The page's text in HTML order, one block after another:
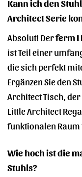
Kann ich den
Architect Serie
Absolut! Derferm
ist Teil einer
die sich perfekt
Ergänzen Sie den
Architect Tisch,
Little Architect
funktionalen Raum
Wie hoch ist die
Stuhls?